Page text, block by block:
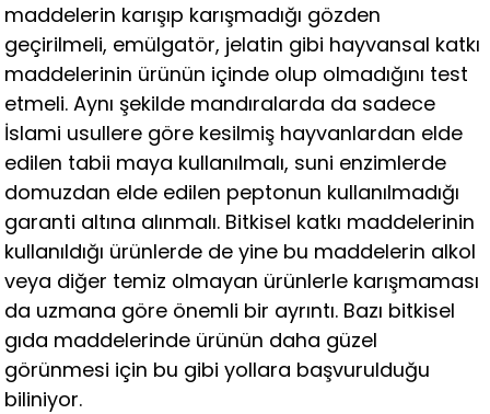
maddelerin karışıp karışmadığı gözden
geçirilmeli, emülgatör, jelatin gibi hayvansal katkı
maddelerinin ürünün içinde olup olmadığını test
etmeli. Aynı şekilde mandıralarda da sadece
İslami usullere göre kesilmiş hayvanlardan elde
edilen tabii maya kullanılmalı, suni enzimlerde
domuzdan elde edilen peptonun kullanılmadığı
garanti altına alınmalı. Bitkisel katkı maddelerinin
kullanıldığı ürünlerde de yine bu maddelerin alkol
veya diğer temiz olmayan ürünlerle karışmaması
da uzmana göre önemli bir ayrıntı. Bazı bitkisel
gıda maddelerinde ürünün daha güzel
görünmesi için bu gibi yollara başvurulduğu
biliniyor.